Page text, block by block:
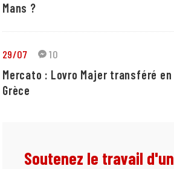
Mans ?
29/07 10
Mercato : Lovro Majer transféré en
Grèce
Soutenez le travail d'un